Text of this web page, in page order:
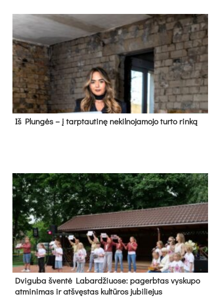
Iš Plungės – į tarptautinę nekilnojamojo turto rinką
Dvi­gu­ba šven­tė La­bar­džiuo­se: pa­gerb­tas vys­ku­po
at­mi­ni­mas ir at­švęs­tas kul­tū­ros ju­bi­lie­jus